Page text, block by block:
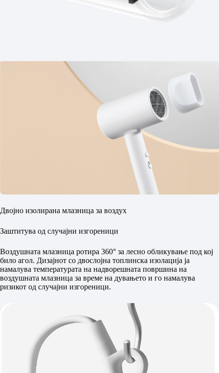
Двојно изолирана млазница за воздух
Заштитува од случајни изгореници
Воздушната млазница ротира 360° за лесно обликување под кој
било агол. Дизајнот со двослојна топлинска изолација ја
намалува температурата на надворешната површина на
воздушната млазница за време на дувањето и го намалува
ризикот од случајни изгореници.